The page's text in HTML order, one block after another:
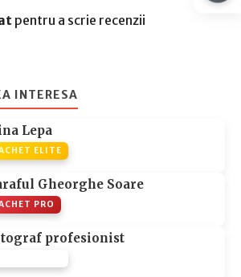
pentru a scrie recenzii
INTERESA
Lepa
ELITE
Gheorghe Soare
PRO
profesionist